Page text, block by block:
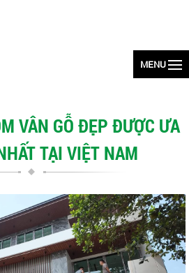
MENU
VÂN GỖ ĐẸP ĐƯỢC ƯA
TẠI VIỆT NAM